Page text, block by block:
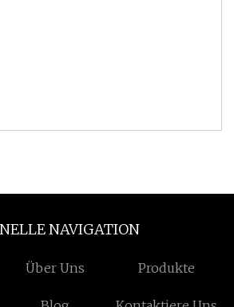
NAVIGATION
Über Uns Produkte